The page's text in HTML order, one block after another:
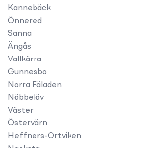
Kannebäck
Önnered
Sanna
Ängås
Vallkärra
Gunnesbo
Norra Fäladen
Nöbbelöv
Väster
Östervärn
Heffners-Ortviken